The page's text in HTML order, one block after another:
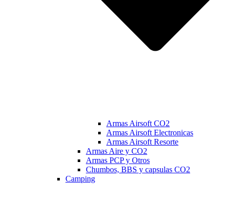
Armas Airsoft CO2
Armas Airsoft Electronicas
Armas Airsoft Resorte
Armas Aire y CO2
Armas PCP y Otros
Chumbos, BBS y capsulas CO2
Camping